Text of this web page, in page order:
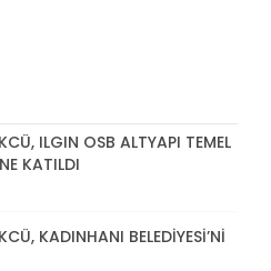
ILGIN OSB ALTYAPI TEMEL
KATILDI
KADINHANI BELEDİYESİ’Nİ